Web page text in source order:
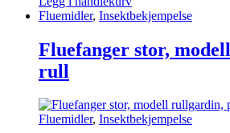
Fluemidler, Insektbekjempelse
Fluefanger stor,
rull
Fluemidler, Insektbekjempelse